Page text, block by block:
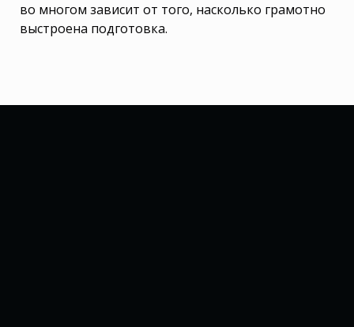
во многом зависит от того, насколько грамотно
выстроена подготовка.